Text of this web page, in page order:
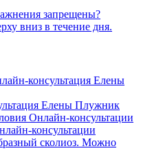
запрещены?
вниз в течение дня.
консультация Елены
Елены Плужник
Онлайн-консультации
консультации
сколиоз. Можно